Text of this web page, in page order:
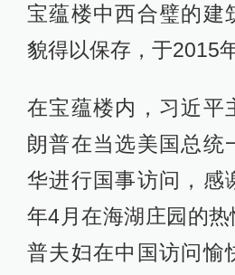
宝蕴楼中西合璧的建
貌得以保存，于2015
在宝蕴楼内，习近平
朗普在当选美国总统
华进行国事访问，感
年4月在海湖庄园的
普夫妇在中国访问愉